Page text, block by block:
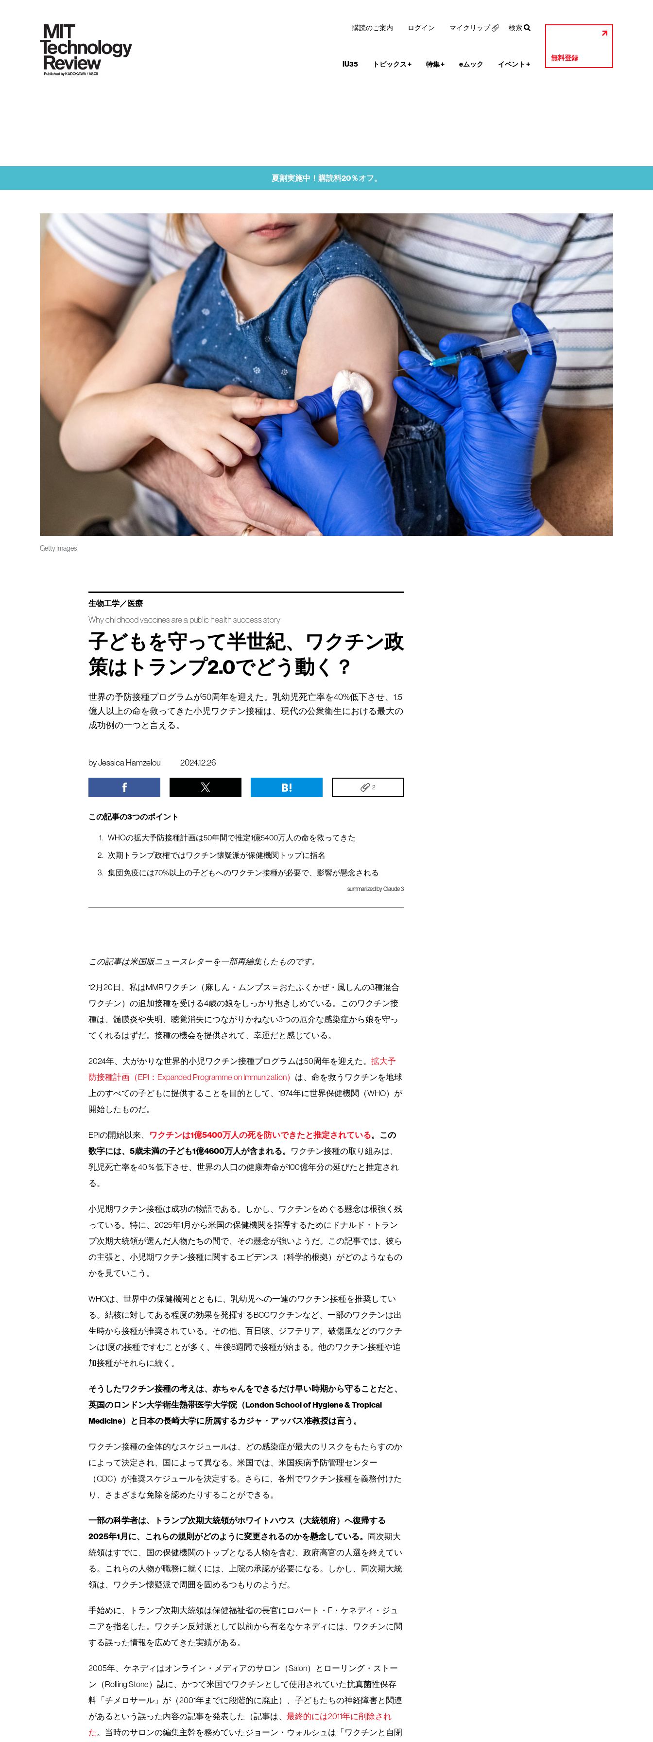
IU35 トピックス+ 特集+ eムック イベント +
無料登録
購読のご案内 ログイン マイクリップ 検索
夏割実施中！購読料20％オフ。
Getty Images
生物工学／医療
Why childhood vaccines are a public health success story
子どもを守って半世紀、ワクチン政
策はトランプ2.0でどう動く？
世界の予防接種プログラムが50周年を迎えた。乳幼児死亡率を40%低下させ、1.5
億人以上の命を救ってきた小児ワクチン接種は、現代の公衆衛生における最大の
成功例の一つと言える。
byJessica Hamzelou 2024.12.26
2
この記事の3つのポイント
WHOの拡大予防接種計画は50年間で推定1億5400万人の命を救ってきた
次期トランプ政権ではワクチン懐疑派が保健機関トップに指名
集団免疫には70%以上の子どもへのワクチン接種が必要で、影響が懸念される
summarized by Claude 3
この記事は米国版ニュースレターを一部再編集したものです。
12月20日、私はMMRワクチン（麻しん・ムンプス＝おたふくかぜ・風しんの3種混合
ワクチン）の追加接種を受ける4歳の娘をしっかり抱きしめている。このワクチン接
種は、髄膜炎や失明、聴覚消失につながりかねない3つの厄介な感染症から娘を守っ
てくれるはずだ。接種の機会を提供されて、幸運だと感じている。
2024年、大がかりな世界的小児ワクチン接種プログラムは50周年を迎えた。 拡大予
防接種計画（EPI：Expanded Programme on Immunization） は、命を救うワクチンを地球
上のすべての子どもに提供することを目的として、1974年に世界保健機関（WHO）が
開始したものだ。
EPIの開始以来、 ワクチンは1億5400万人の死を防いできたと推定されている。この
数字には、5歳未満の子ども1億4600万人が含まれる。
ワクチン接種の取り組みは、
乳児死亡率を40％低下させ、世界の人口の健康寿命が100億年分の延びたと推定され
る。
小児期ワクチン接種は成功の物語である。しかし、ワクチンをめぐる懸念は根強く残
っている。特に、2025年1月から米国の保健機関を指導するためにドナルド・トラン
プ次期大統領が選んだ人物たちの間で、その懸念が強いようだ。この記事では、彼ら
の主張と、小児期ワクチン接種に関するエビデンス（科学的根拠）がどのようなもの
かを見ていこう。
WHOは、世界中の保健機関とともに、乳幼児への一連のワクチン接種を推奨してい
る。結核に対してある程度の効果を発揮するBCGワクチンなど、一部のワクチンは出
生時から接種が推奨されている。その他、百日咳、ジフテリア、破傷風などのワクチ
ンは1度の接種ですむことが多く、生後8週間で接種が始まる。他のワクチン接種や追
加接種がそれらに続く。
そうしたワクチン接種の考えは、赤ちゃんをできるだけ早い時期から守ることだと、
英国のロンドン大学衛生熱帯医学大学院（London School of Hygiene & Tropical
Medicine）と日本の長崎大学に所属するカジャ・アッバス准教授は言う。
ワクチン接種の全体的なスケジュールは、どの感染症が最大のリスクをもたらすのか
によって決定され、国によって異なる。米国では、米国疾病予防管理センター
（CDC）が推奨スケジュールを決定する。さらに、各州でワクチン接種を義務付けた
り、さまざまな免除を認めたりすることができる。
一部の科学者は、トランプ次期大統領がホワイトハウス（大統領府）へ復帰する
2025年1月に、これらの規則がどのように変更されるのかを懸念している。
同次期大
統領はすでに、国の保健機関のトップとなる人物を含む、政府高官の人選を終えてい
る。これらの人物が職務に就くには、上院の承認が必要になる。しかし、同次期大統
領は、ワクチン懐疑派で周囲を固めるつもりのようだ。
手始めに、トランプ次期大統領は保健福祉省の長官にロバート・F・ケネディ・ジュ
ニアを指名した。ワクチン反対派として以前から有名なケネディには、ワクチンに関
する誤った情報を広めてきた実績がある。
2005年、ケネディはオンライン・メディアのサロン（Salon）とローリング・ストー
ン（Rolling Stone）誌に、かつて米国でワクチンとして使用されていた抗真菌性保存
料「チメロサール」が（2001年までに段階的に廃止）、子どもたちの神経障害と関連
があるという誤った内容の記事を発表した（記事は、 最終的には2011年に削除され
た。当時のサロンの編集主幹を務めていたジョーン・ウォルシュは「ワクチンと自閉